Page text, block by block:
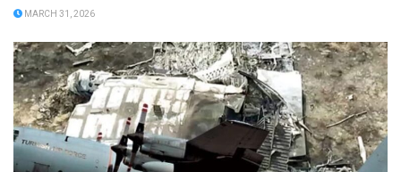
MARCH 31, 2026